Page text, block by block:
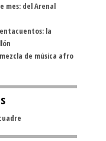
mes: del Arenal
la
de música afro